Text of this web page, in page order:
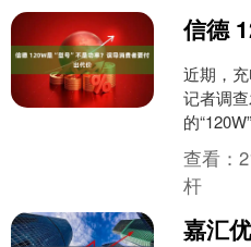
近期，
记者调
的
大多仅
认
查看：
杆